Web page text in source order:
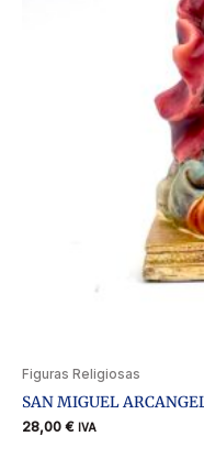
Figuras Religiosas
SAN MIGUEL
28,00 € IVA